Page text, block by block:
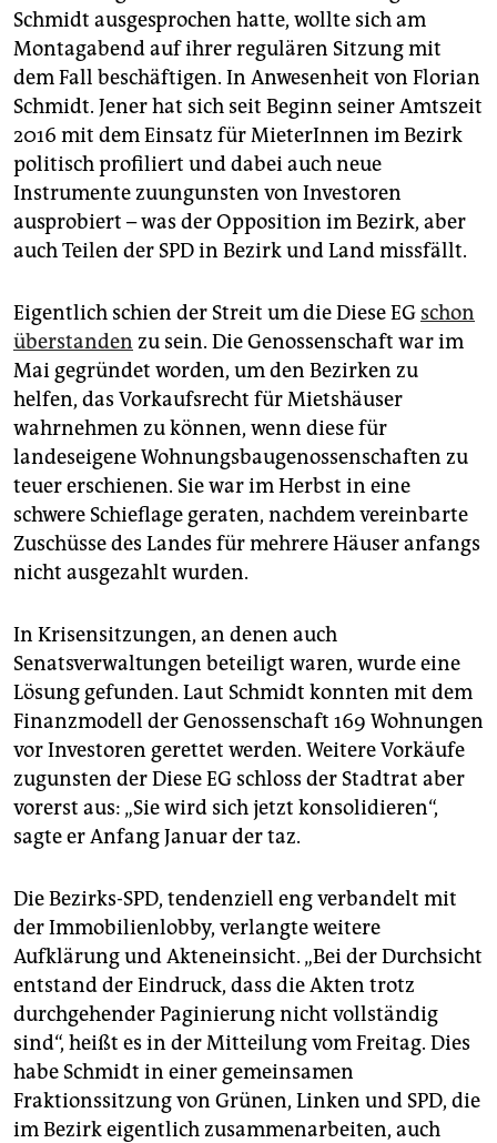
Schmidt ausgesprochen hatte, wollte sich am
Montagabend auf ihrer regulären Sitzung mit
dem Fall beschäftigen. In Anwesenheit von Florian
Schmidt. Jener hat sich seit Beginn seiner Amtszeit
2016 mit dem Einsatz für MieterInnen im Bezirk
politisch profiliert und dabei auch neue
Instrumente zuungunsten von Investoren
ausprobiert – was der Opposition im Bezirk, aber
auch Teilen der SPD in Bezirk und Land missfällt.
Eigentlich schien der Streit um die Diese EG schon
überstanden zu sein. Die Genossenschaft war im
Mai gegründet worden, um den Bezirken zu
helfen, das Vorkaufsrecht für Mietshäuser
wahrnehmen zu können, wenn diese für
landeseigene Wohnungsbaugenossenschaften zu
teuer erschienen. Sie war im Herbst in eine
schwere Schieflage geraten, nachdem vereinbarte
Zuschüsse des Landes für mehrere Häuser anfangs
nicht ausgezahlt wurden.
In Krisensitzungen, an denen auch
Senatsverwaltungen beteiligt waren, wurde eine
Lösung gefunden. Laut Schmidt konnten mit dem
Finanzmodell der Genossenschaft 169 Wohnungen
vor Investoren gerettet werden. Weitere Vorkäufe
zugunsten der Diese EG schloss der Stadtrat aber
vorerst aus: „Sie wird sich jetzt konsolidieren“,
sagte er Anfang Januar der taz.
Die Bezirks-SPD, tendenziell eng verbandelt mit
der Immobilienlobby, verlangte weitere
Aufklärung und Akteneinsicht. „Bei der Durchsicht
entstand der Eindruck, dass die Akten trotz
durchgehender Paginierung nicht vollständig
sind“, heißt es in der Mitteilung vom Freitag. Dies
habe Schmidt in einer gemeinsamen
Fraktionssitzung von Grünen, Linken und SPD, die
im Bezirk eigentlich zusammenarbeiten, auch